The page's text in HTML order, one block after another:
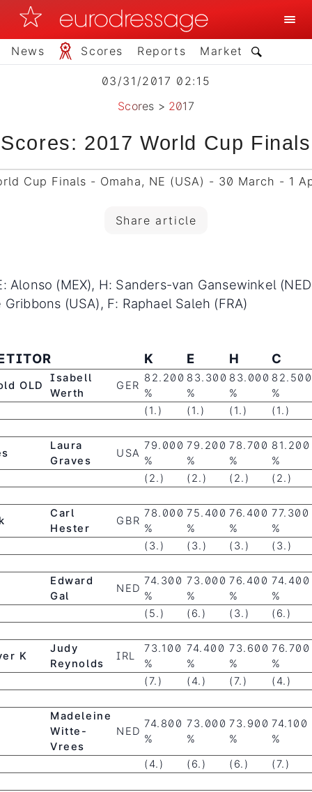
News Scores Reports Market
03/31/2017 02:15
Scores > 2017
Scores: 2017 World Cup Finals
Cup Finals - Omaha, NE (USA) - 30 March - 1
Share article
Alonso (MEX), H: Sanders-van Gansewinkel
(USA), F: Raphael Saleh (FRA)
K E H C
OLD
Isabell
Werth
GER
82.200
%
83.300
%
83.000
%
82.500
%
(1.)
(1.) (1.) (1.)
Laura
Graves
USA
79.000
%
79.200
%
78.700
%
81.200
%
(2.)
(2.) (2.) (2.)
Carl
Hester
GBR
78.000
%
75.400
%
76.400
%
77.300
%
(3.)
(3.) (3.) (3.)
Edward
Gal
NED
74.300
%
73.000
%
76.400
%
74.400
%
(5.)
(6.) (3.) (6.)
K
Judy
Reynolds
IRL
73.100
%
74.400
%
73.600
%
76.700
%
(7.)
(4.) (7.) (4.)
Madeleine
Witte-
Vrees
NED
74.800
%
73.000
%
73.900
%
74.100
%
(4.)
(6.) (6.) (7.)